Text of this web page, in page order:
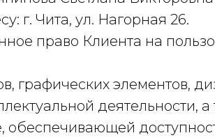
г. Чита, ул. Нагорная 26.
право Клиента на
графических элементов,